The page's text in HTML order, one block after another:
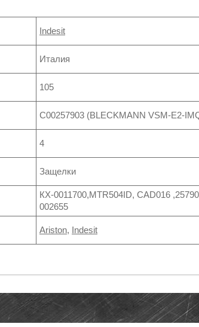
Indesit
Италия
105
C00257903 (BLECKMANN VSM-E2-
4
Защелки
КХ-0011700,MTR504ID, CAD016
002655
Ariston, Indesit